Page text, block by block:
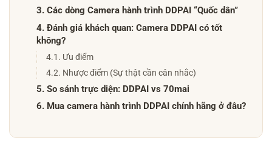
3. Các dòng Camera hành trình DDPAI “Quốc dân”
4. Đánh giá khách quan: Camera DDPAI có tốt
không?
4.1. Ưu điểm
4.2. Nhược điểm (Sự thật cần cân nhắc)
5. So sánh trực diện: DDPAI vs 70mai
6. Mua camera hành trình DDPAI chính hãng ở đâu?